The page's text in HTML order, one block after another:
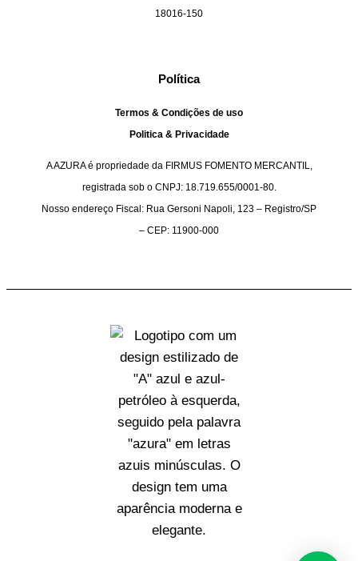
18016-150
Política
Termos & Condições de uso
Politica & Privacidade
A AZURA é propriedade da FIRMUS FOMENTO MERCANTIL,
registrada sob o CNPJ: 18.719.655/0001-80.
Nosso endereço Fiscal: Rua Gersoni Napoli, 123 – Registro/SP
– CEP: 11900-000